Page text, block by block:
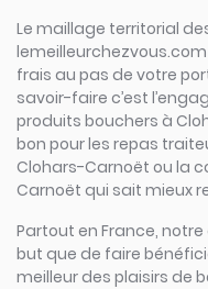
Le maillage territorial
frais au pas de votre
savoir-faire c’est
produits bouchers à
bon pour les repas
Clohars-Carnoët ou la
Carnoët qui sait mieux
Partout en France, notre
but que de faire
meilleur des plaisirs de